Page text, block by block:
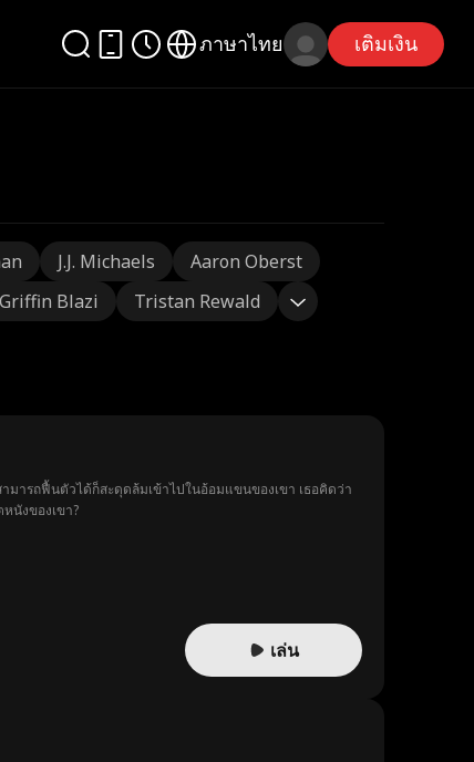
ภาษาไทย เติมเงิน
J.J. Michaels
Aaron Oberst
Griffin Blazi Tristan Rewald
มารถฟื้นตัวได้ก็สะดุดล้มเข้าไปในอ้อมแขนของเขา เธอคิดว่า
นังของเขา?
เล่น